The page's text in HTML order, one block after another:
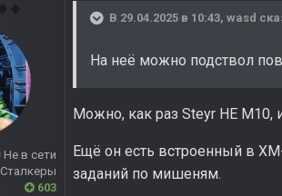
Не в сети
Сталкеры
603
В 29.04.2025 в 10:43, wasd
На неё можно подствол
Можно, как раз Steyr HE M10,
Ещё он есть встроенный в
заданий по мишеням.